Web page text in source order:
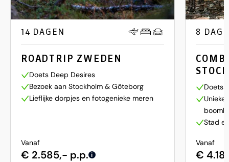
14 DAGEN
ROADTRIP ZWEDEN
Doets Deep Desires
Bezoek aan Stockholm & Göteborg
Lieflijke dorpjes en fotogenieke meren
Vanaf
€ 2.585,- p.p. i
8
Doets
Stad
Vanaf
€